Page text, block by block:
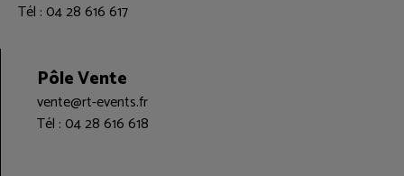
Tél : 04 28 616 617
Pôle Vente
vente@rt-events.fr
Tél : 04 28 616 618